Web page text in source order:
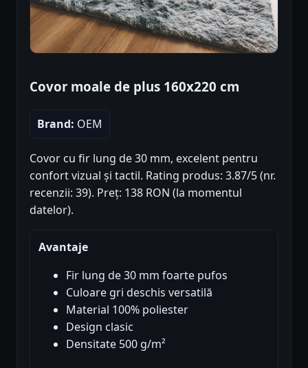
Covor moale de plus 160x220 cm
Brand: OEM
Covor cu fir lung de 30 mm, excelent pentru
confort vizual și tactil. Rating produs: 3.87/5 (nr.
recenzii: 39). Preț: 138 RON (la momentul
datelor).
Avantaje
Fir lung de 30 mm foarte pufos
Culoare gri deschis versatilă
Material 100% poliester
Design clasic
Densitate 500 g/m²